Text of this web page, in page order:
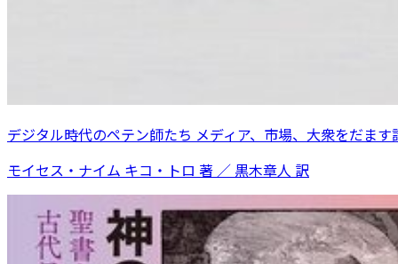
デジタル時代のペテン師たち メディア、市場、大衆をだます
モイセス・ナイム キコ・トロ 著 ／ 黒木章人 訳